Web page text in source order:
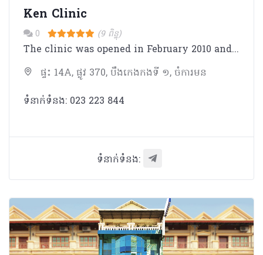
Ken Clinic
0 (9 ពិន្ទុ)
The clinic was opened in February 2010 and has 6 years experience in Cambodia. Departments are: Surgery, Internal Medicine, Pediatrics, Health Check,Chiropractic and Acupuncture Moxibustion. We prescribe the medicines mainly produced in Japan that are considered most safe and trustworthy.
ផ្ទះ 14A, ផ្លូវ 370, បឹងកេងកងទី ១, ចំការមន
ទំនាក់ទំនង: 023​​ 223​ 844
ទំនាក់ទំនង: